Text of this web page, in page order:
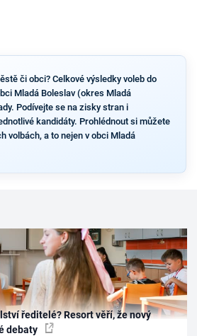
či obci? Celkové výsledky voleb do
Mladá Boleslav (okres Mladá
Podívejte se na zisky stran i
kandidáty. Prohlédnout si můžete
volbách, a to nejen v obci Mladá
ředitelé? Resort věří, že nový
debaty